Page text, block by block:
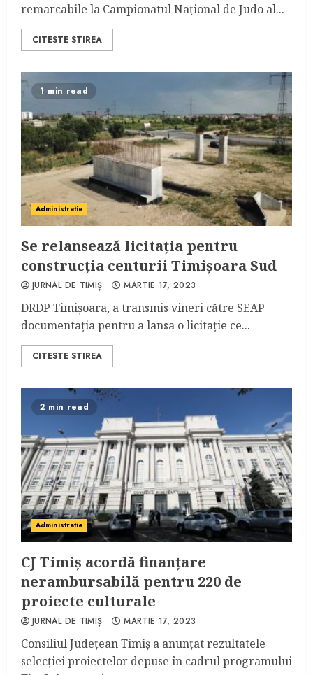
remarcabile la Campionatul Național de Judo al...
CITESTE STIREA
1 min read
Administratie
Se relansează licitația pentru
construcția centurii Timișoara Sud
JURNAL DE TIMIȘ MARTIE 17, 2023
DRDP Timișoara, a transmis vineri către SEAP
documentația pentru a lansa o licitație ce...
CITESTE STIREA
2 min read
Administratie
CJ Timiș acordă finanțare
nerambursabilă pentru 220 de
proiecte culturale
JURNAL DE TIMIȘ MARTIE 17, 2023
Consiliul Județean Timiș a anunțat rezultatele
selecției proiectelor depuse în cadrul programului